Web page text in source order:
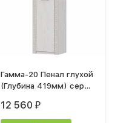
Гамма-20 Пенал глухой
(Глубина 419мм) серия
12 560 ₽